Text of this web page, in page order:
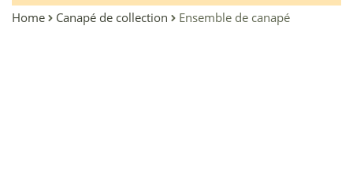
Home Canapé de collection Ensemble de canapé